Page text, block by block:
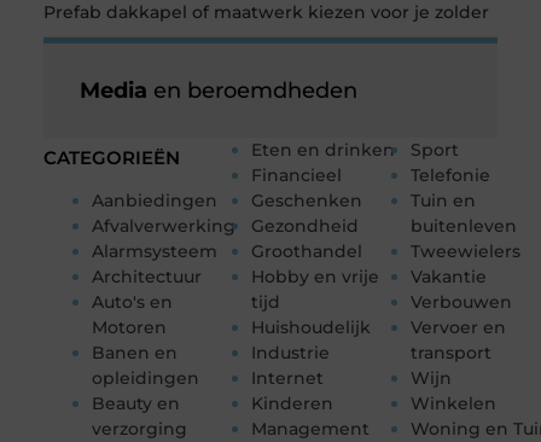
Prefab dakkapel of maatwerk kiezen voor je zolder
CATEGORIEËN
Aanbiedingen
Afvalverwerking
Alarmsysteem
Architectuur
Auto's en
Motoren
Banen en
opleidingen
Beauty en
verzorging
Eten en drinken
Financieel
Geschenken
Gezondheid
Groothandel
Hobby en vrije
tijd
Huishoudelijk
Industrie
Internet
Kinderen
Management
Sport
Telefonie
Tuin en
buitenleven
Tweewielers
Vakantie
Verbouwen
Vervoer en
transport
Wijn
Winkelen
Woning en
Media en beroemdheden